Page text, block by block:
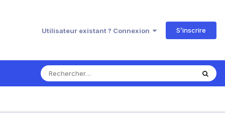
Utilisateur existant ? Connexion S’inscrire